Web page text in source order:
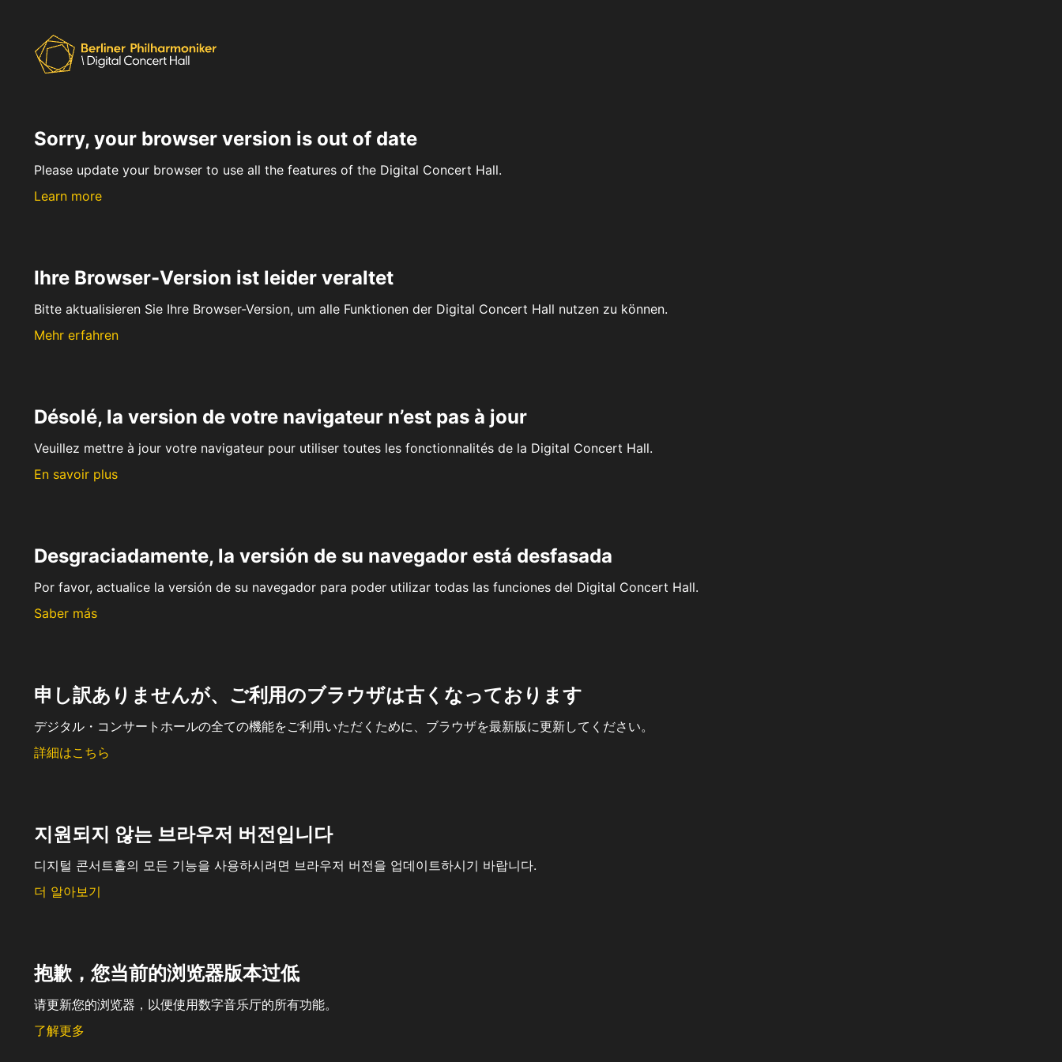
Sorry, your browser version is out of date
Please update your browser to use all the features of the Digital Concert Hall.
Learn more
Ihre Browser-Version ist leider veraltet
Bitte aktualisieren Sie Ihre Browser-Version, um alle Funktionen der Digital Concert Hall nutzen zu können.
Mehr erfahren
Désolé, la version de votre navigateur n’est pas à jour
Veuillez mettre à jour votre navigateur pour utiliser toutes les fonctionnalités de la Digital Concert Hall.
En savoir plus
Desgraciadamente, la versión de su navegador está desfasada
Por favor, actualice la versión de su navegador para poder utilizar todas las funciones del Digital Concert Hall.
Saber más
申し訳ありませんが、ご利用のブラウザは古くなっております
デジタル・コンサートホールの全ての機能をご利用いただくために、ブラウザを最新版に更新してください。
詳細はこちら
지원되지 않는 브라우저 버전입니다
디지털 콘서트홀의 모든 기능을 사용하시려면 브라우저 버전을 업데이트하시기 바랍니다.
더 알아보기
抱歉，您当前的浏览器版本过低
请更新您的浏览器，以便使用数字音乐厅的所有功能。
了解更多